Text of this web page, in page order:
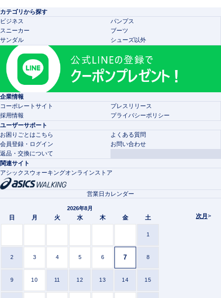
カテゴリから探す
ビジネス
パンプス
スニーカー
ブーツ
サンダル
シューズ以外
企業情報
コーポレートサイト
プレスリリース
採用情報
プライバシーポリシー
ユーザーサポート
お困りごとはこちら
よくある質問
会員登録・ログイン
お問い合わせ
返品・交換について
関連サイト
アシックスウォーキングオンラインストア
次月 >
営業日カレンダー
2026年8月
日 月 火 水 木 金 土
1
2 3 4 5 6 7 8
9 10 11 12 13 14 15